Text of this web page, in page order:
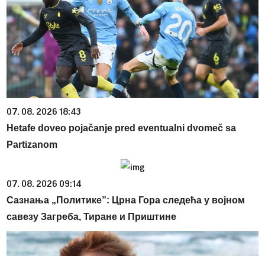
07. 08. 2026 18:43
Hetafe doveo pojačanje pred eventualni dvomeč sa
Partizanom
07. 08. 2026 09:14
Сазнања „Политике”: Црна Гора следећа у војном
савезу Загреба, Тиране и Приштине